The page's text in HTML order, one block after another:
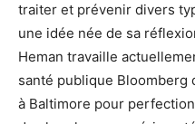
traiter et prévenir divers
une idée née de sa
Heman travaille
santé publique Bloomberg
à Baltimore pour